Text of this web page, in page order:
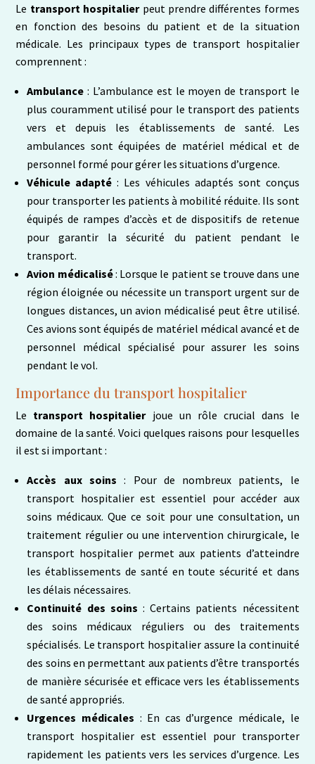
Le transport hospitalier peut prendre différentes formes
en fonction des besoins du patient et de la situation
médicale. Les principaux types de transport hospitalier
comprennent :
Ambulance : L’ambulance est le moyen de transport le
plus couramment utilisé pour le transport des patients
vers et depuis les établissements de santé. Les
ambulances sont équipées de matériel médical et de
personnel formé pour gérer les situations d’urgence.
Véhicule adapté : Les véhicules adaptés sont conçus
pour transporter les patients à mobilité réduite. Ils sont
équipés de rampes d’accès et de dispositifs de retenue
pour garantir la sécurité du patient pendant le
transport.
Avion médicalisé: Lorsque le patient se trouve dans une
région éloignée ou nécessite un transport urgent sur de
longues distances, un avion médicalisé peut être utilisé.
Ces avions sont équipés de matériel médical avancé et de
personnel médical spécialisé pour assurer les soins
pendant le vol.
Importance du transport hospitalier
Le transport hospitalier joue un rôle crucial dans le
domaine de la santé. Voici quelques raisons pour lesquelles
il est si important :
Accès aux soins : Pour de nombreux patients, le
transport hospitalier est essentiel pour accéder aux
soins médicaux. Que ce soit pour une consultation, un
traitement régulier ou une intervention chirurgicale, le
transport hospitalier permet aux patients d’atteindre
les établissements de santé en toute sécurité et dans
les délais nécessaires.
Continuité des soins : Certains patients nécessitent
des soins médicaux réguliers ou des traitements
spécialisés. Le transport hospitalier assure la continuité
des soins en permettant aux patients d’être transportés
de manière sécurisée et efficace vers les établissements
de santé appropriés.
Urgences médicales : En cas d’urgence médicale, le
transport hospitalier est essentiel pour transporter
rapidement les patients vers les services d’urgence. Les